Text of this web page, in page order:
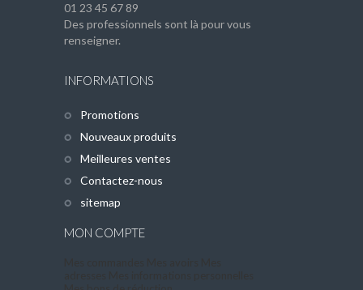
01 23 45 67 89
Des professionnels sont là pour vous
renseigner.
INFORMATIONS
Promotions
Nouveaux produits
Meilleures ventes
Contactez-nous
sitemap
MON COMPTE